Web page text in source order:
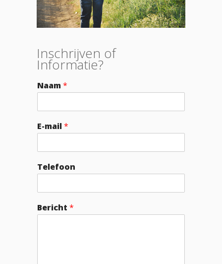
Inschrijven of
Informatie?
Naam*
E-mail*
Telefoon
Bericht *